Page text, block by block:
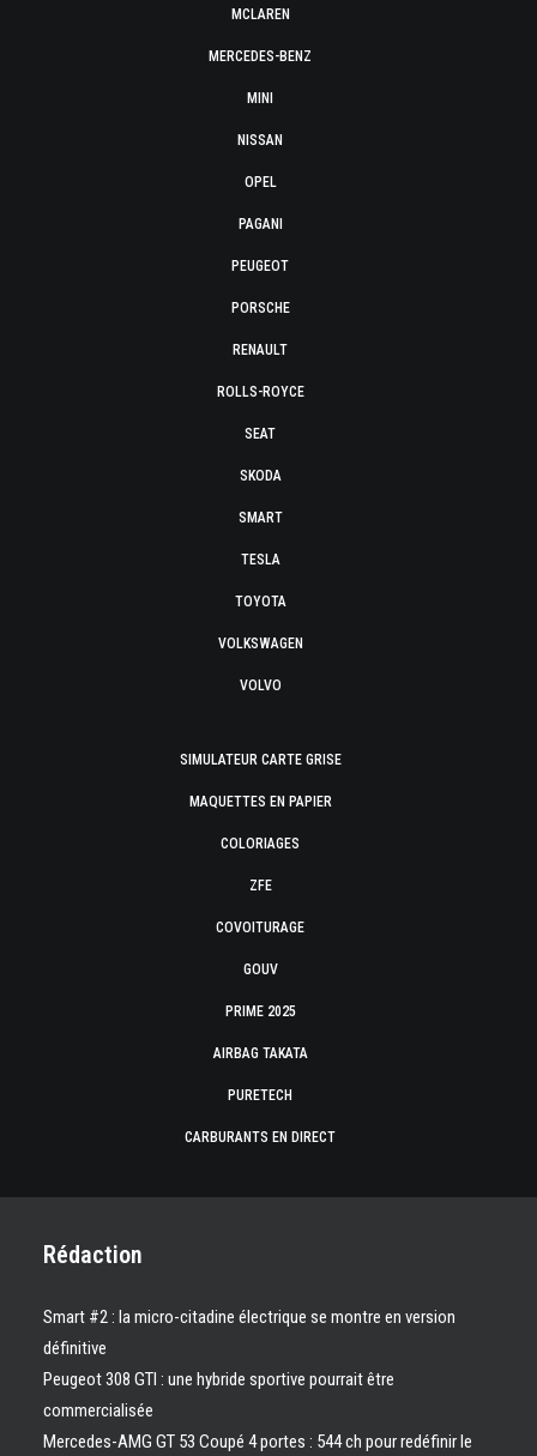
MCLAREN
MERCEDES-BENZ
MINI
NISSAN
OPEL
PAGANI
PEUGEOT
PORSCHE
RENAULT
ROLLS-ROYCE
SEAT
SKODA
SMART
TESLA
TOYOTA
VOLKSWAGEN
VOLVO
SIMULATEUR CARTE GRISE
MAQUETTES EN PAPIER
COLORIAGES
ZFE
COVOITURAGE
GOUV
PRIME 2025
AIRBAG TAKATA
PURETECH
CARBURANTS EN DIRECT
Rédaction
Smart #2 : la micro-citadine électrique se montre en version
définitive
Peugeot 308 GTI : une hybride sportive pourrait être
commercialisée
Mercedes-AMG GT 53 Coupé 4 portes : 544 ch pour redéfinir le